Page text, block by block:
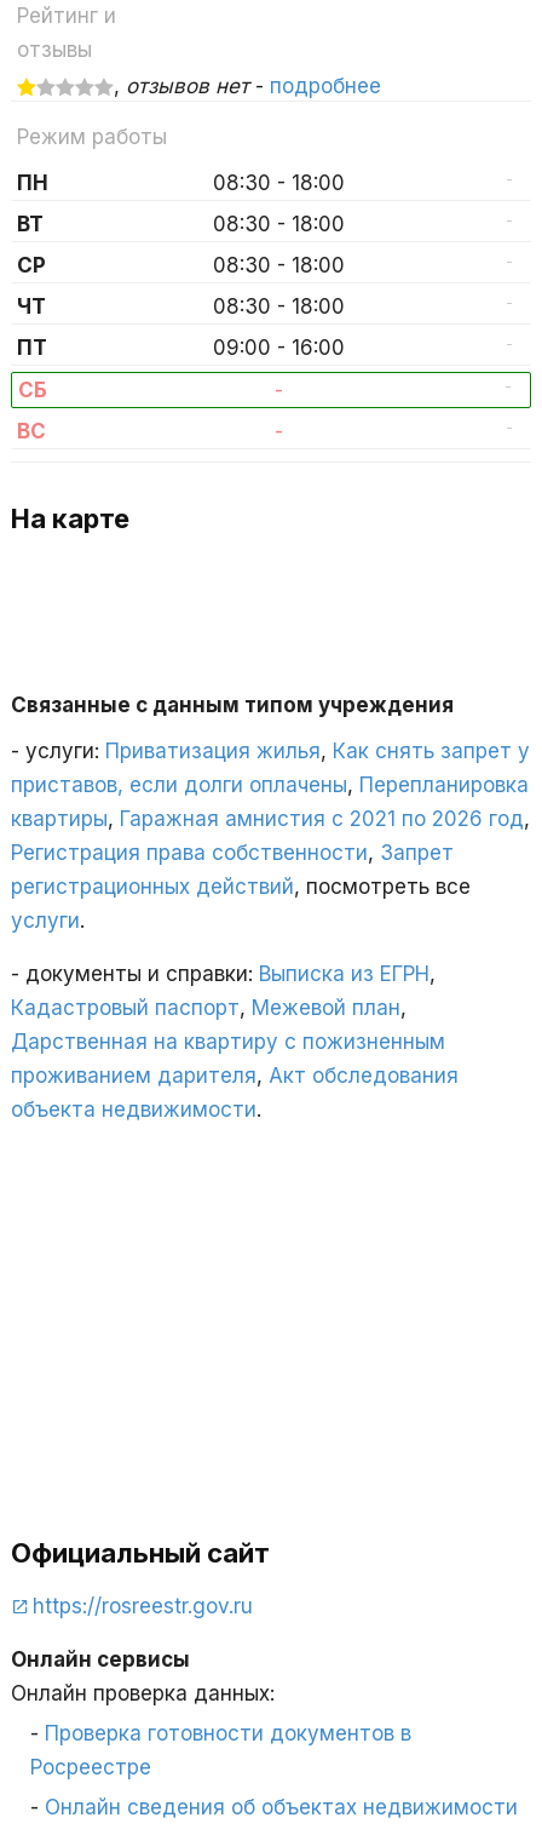
Рейтинг и
отзывы
, отзывов нет- подробнее
Режим работы
ПН
08:30 - 18:00 -
ВТ 08:30 - 18:00 -
СР 08:30 - 18:00 -
ЧТ 08:30 - 18:00 -
ПТ 09:00 - 16:00 -
СБ - -
ВС - -
На карте
Связанные с данным типом учреждения
- услуги: Приватизация жилья, Как снять запрет у
приставов, если долги оплачены, Перепланировка
квартиры, Гаражная амнистия с 2021 по 2026 год,
Регистрация права собственности, Запрет
регистрационных действий, посмотреть все
услуги.
- документы и справки: Выписка из ЕГРН ,
Кадастровый паспорт, Межевой план,
Дарственная на квартиру с пожизненным
проживанием дарителя, Акт обследования
объекта недвижимости.
Официальный сайт
https://rosreestr.gov.ru
Онлайн сервисы
Онлайн проверка данных:
Проверка готовности документов в
Росреестре
Онлайн сведения об объектах недвижимости